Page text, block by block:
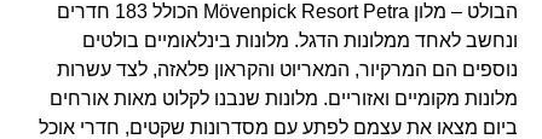
הבולט – מלון Mövenpick Resort Petra הכולל 183 חדרים
ונחשב לאחד ממלונות הדגל. מלונות בינלאומיים בולטים
נוספים הם המרקיור, המאריוט והקראון פלאזה, לצד עשרות
מלונות מקומיים ואזוריים. מלונות שנבנו לקלוט מאות אורחים
ביום מצאו את עצמם לפתע עם מסדרונות שקטים, חדרי אוכל